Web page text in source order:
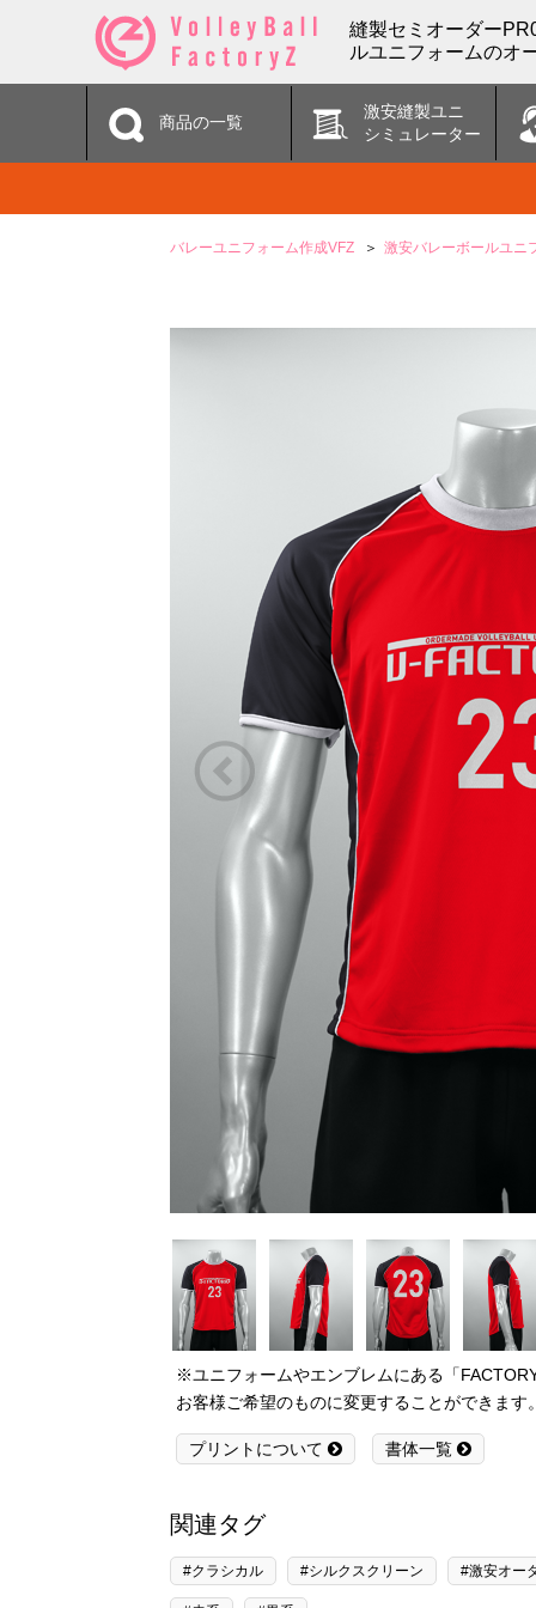
縫製セミオーダー
ルユニフォームのオ
商品の一覧
激安縫製ユニ
シミュレーター
バレーユニフォーム作成VFZ 激安バレーボールユニ
※ユニフォームやエンブレムにある「
お客様ご希望のものに変更することができます。
プリントについて 書体一覧
関連タグ
#クラシカル #シルクスクリーン #激安オー